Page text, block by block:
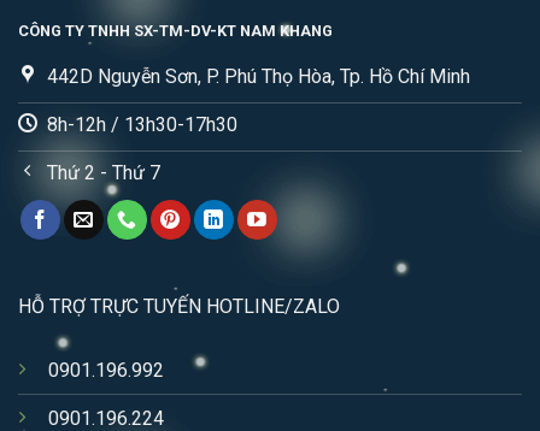
CÔNG TY TNHH SX-TM-DV-KT NAM KHANG
442D Nguyễn Sơn, P. Phú Thọ Hòa, Tp. Hồ Chí Minh
8h-12h / 13h30-17h30
Thứ 2 - Thứ 7
HỖ TRỢ TRỰC TUYẾN HOTLINE/ZALO
0901.196.992
0901.196.224